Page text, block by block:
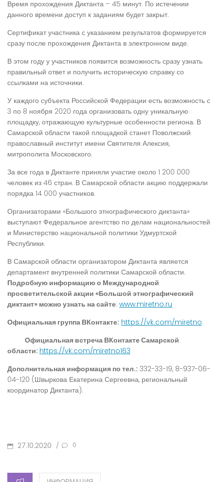
Время прохождения Диктанта – 45 минут. По истечении
данного времени доступ к заданиям будет закрыт.
Сертификат участника с указанием результатов формируется
сразу после прохождения Диктанта в электронном виде.
В этом году у участников появится возможность сразу узнать
правильный ответ и получить историческую справку со
ссылками на источники.
У каждого субъекта Российской Федерации есть возможность с
3 по 8 ноября 2020 года организовать одну уникальную
площадку, отражающую культурные особенности региона. В
Самарской области такой площадкой станет Поволжский
православный институт имени Святителя Алексия,
митрополита Московского.
За все года в Диктанте приняли участие около 1 200 000
человек из 46 стран. В Самарской области акцию поддержали
порядка 14 000 участников.
Организаторами «Большого этнографического диктанта»
выступают Федеральное агентство по делам национальностей
и Министерство национальной политики Удмуртской
Республики.
В Самарской области организатором Диктанта является
департамент внутренней политики Самарской области.
Подробную информацию о Международной
просветительской акции «Большой этнографический
диктант» можно узнать на сайте: www.miretno.ru
Официальная группа ВКонтакте: https://vk.com/miretno
Официальная встреча ВКонтакте Самарской
области: https://vk.com/miretno163
Дополнительная информация по тел.: 332-33-19, 8-937-06-
04-120 (Швыркова Екатерина Сергеевна, региональный
координатор Диктанта).
ОПУБЛИКОВАНО
27.10.2020 / 0
КАТЕГОРИИ